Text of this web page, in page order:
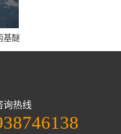
基醚
询热线